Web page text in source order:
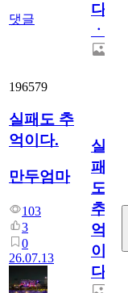
댓글
다
ㆍ
196579
실패도 추
억이다.
만두엄마
103
3
0
26.07.13
실
패
도
추
억
이
다.